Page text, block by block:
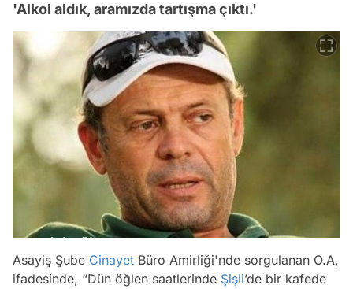
'Alkol aldık, aramızda tartışma çıktı.'
Asayiş Şube Cinayet Büro Amirliği'nde sorgulanan O.A,
ifadesinde, “Dün öğlen saatlerinde Şişli’de bir kafede